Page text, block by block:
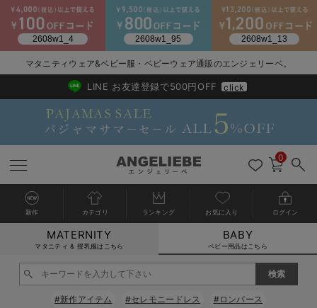
新生児服全て
ベビー服全て
ロンパース・カバーオール
シーズンアイテム全て
ベビー・新生児 寝具全て
ベビーベッド・布団 （ベビー・新生児）
ベビー 雑貨全て
ベビーチェア（ハイローチェア）・ベビーラック
お出かけグッズ全て
ベビー｜季節の特集全て
猛暑からベビーを守るひんやりグッズ
アウトレット全て
【アウトレット】ワンピース
特集全て
抗菌防臭加工
再入荷全て
再入荷｜インナー
戻る
送料無料アイテム全て
ワンピース
戻る
ブラキャミ おまとめ
戻る
【37周年祭セール】
【37周年祭セール】
戻る
気温差別オススメア
【15℃】3月下旬～
戻る
動きやすく着回しで
戻る
強撚スムース(コスパ
戻る
マタニティウェア
【おまとめ割】パジ
戻る
こだわりの履き心地
カジュアル
戻る
ジャケット派
戻る
出産準備応援割全て
マタニティパジャマ
戻る
【オフィスカジュア
戻る
レギンスタイプ
戻る
【フォーマル】ワン
戻る
【ベビー】長袖
戻る
ハンカチ
戻る
快適ウェア10%OFF
戻る
春のマタニティワン
セットアップ・ レイ
戻る
Gift Selection 出産
〜3,000円（税込）
戻る
冬の冷え対策インナ
薄くてあったか
戻る
入院準備の持ち物チ
入院してすぐ使うグ
戻る
冬のあったか特集全て
【冬のあったか特集
マタニティウェア&ベビー服・ベビーウェア通販のエンジェリーベ。
2026/NewArrival
送料495円(一部地域を除く) 7,700円以上で送料無料
LINE お友達登録で500円OFF click
0
新作 カテゴリ ランキング お気に入り ログイン
MATERNITY
マタニティ & 授乳服はこちら
BABY
ベビー用品はこちら
#新作アイテム #セレモニードレス #ロンパース
カートに入れる
閉じる